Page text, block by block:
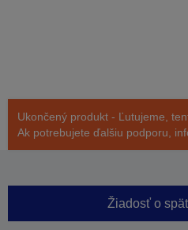
Ukončený produkt - Ľutujeme,
Ak potrebujete ďalšiu podporu,
Žiadosť o